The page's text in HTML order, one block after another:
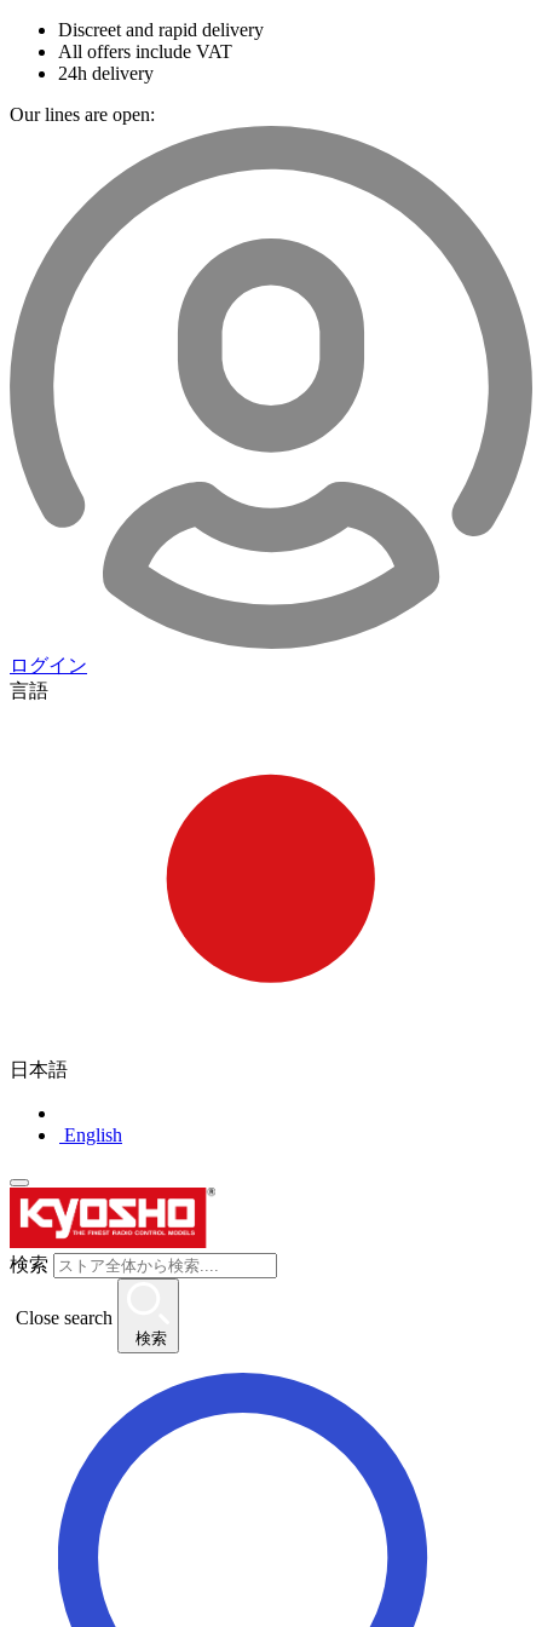
Discreet and rapid delivery
All offers include VAT
24h delivery
Our lines are open:
ログイン
言語
日本語
English
検索
Close search
検索